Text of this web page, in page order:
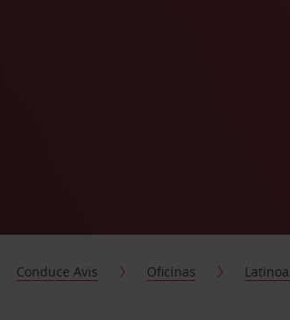
Conduce Avis Oficinas